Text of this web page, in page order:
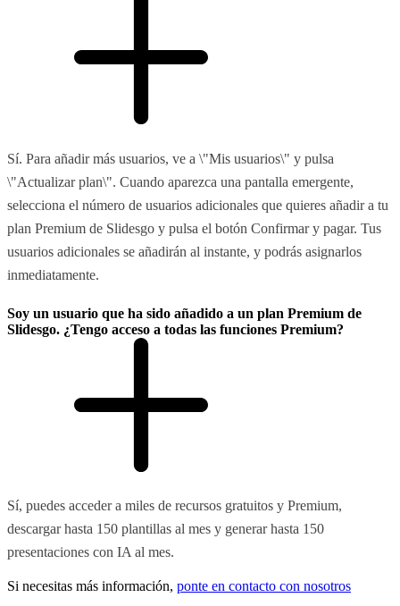
Sí. Para añadir más usuarios, ve a \"Mis usuarios\" y pulsa
\"Actualizar plan\". Cuando aparezca una pantalla emergente,
selecciona el número de usuarios adicionales que quieres añadir a tu
plan Premium de Slidesgo y pulsa el botón Confirmar y pagar. Tus
usuarios adicionales se añadirán al instante, y podrás asignarlos
inmediatamente.
Soy un usuario que ha sido añadido a un plan Premium de
Slidesgo. ¿Tengo acceso a todas las funciones Premium?
Sí, puedes acceder a miles de recursos gratuitos y Premium,
descargar hasta 150 plantillas al mes y generar hasta 150
presentaciones con IA al mes.
Si necesitas más información, ponte en contacto con nosotros